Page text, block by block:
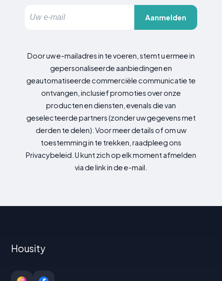
Aanmelden
Door uw e-mailadres in te voeren, stemt u ermee in
gepersonaliseerde aanbiedingen en
geautomatiseerde commerciële communicatie te
ontvangen, inclusief promoties over onze
producten en diensten, evenals die van
geselecteerde partners (zonder uw gegevens met
derden te delen). Voor meer details of om uw
toestemming in te trekken, raadpleeg ons
Privacybeleid. U kunt zich op elk moment afmelden
via de link in de e-mail.
Housity